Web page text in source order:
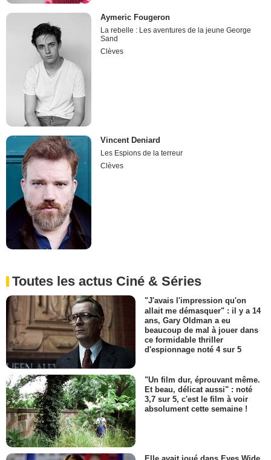
Aymeric Fougeron
La rebelle : Les aventures de la jeune George
Sand
Clèves
Vincent Deniard
Les Espions de la terreur
Clèves
Toutes les actus Ciné & Séries
"J'avais l'impression qu'on
allait me démasquer" : il y a 14
ans, Gary Oldman a eu
beaucoup de mal à jouer dans
ce formidable thriller
d'espionnage noté 4 sur 5
"Un film dur, éprouvant même.
Et beau, délicat aussi" : noté
3,7 sur 5, c'est le film à voir
absolument cette semaine !